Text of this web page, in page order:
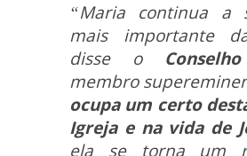
“Maria continua a
mais importante
disse o
membro
ocupa um certo
Igreja e na vida de
ela se torna um